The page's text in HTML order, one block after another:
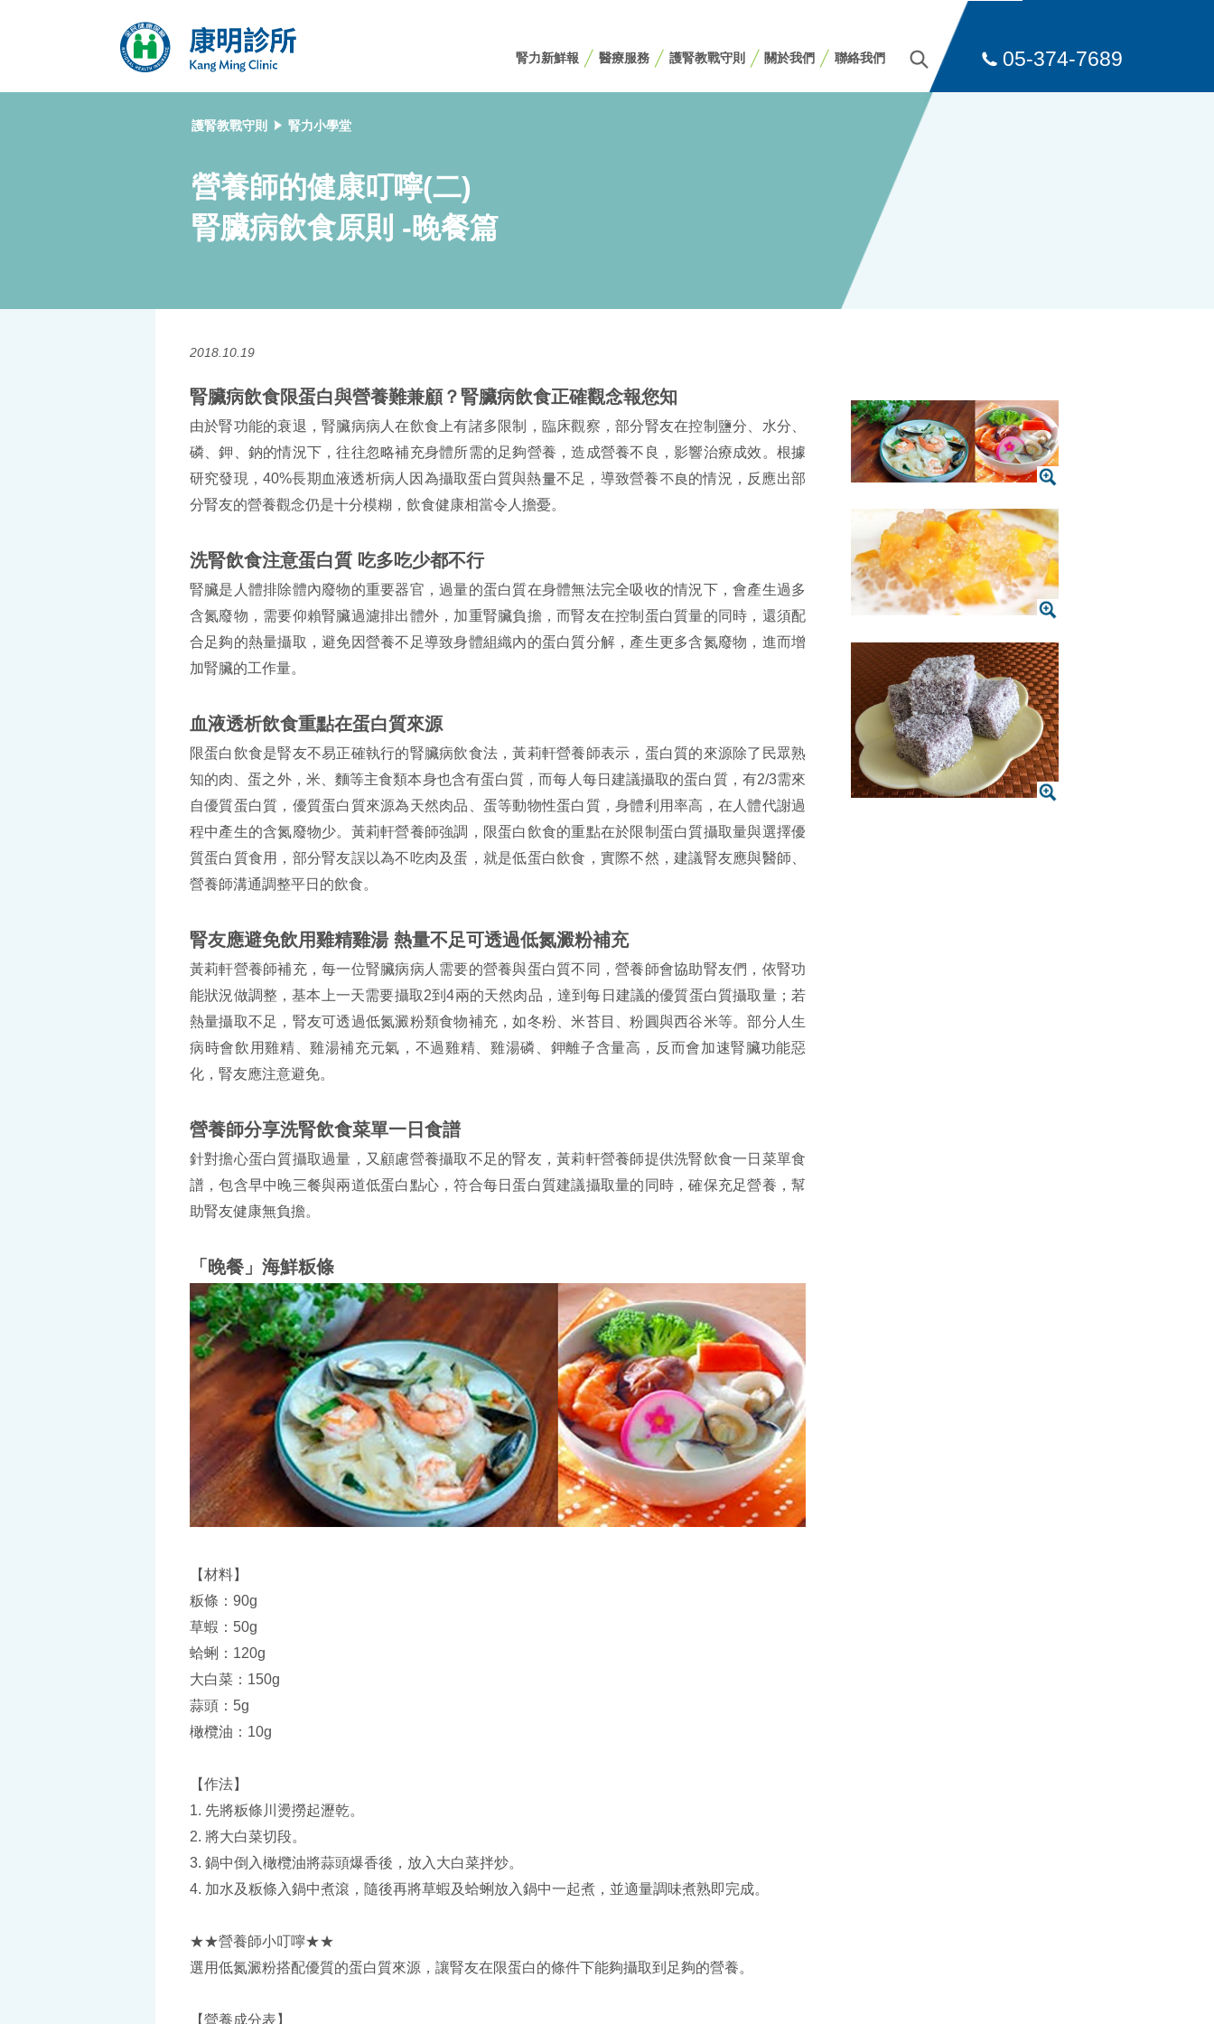
腎力新鮮報 醫療服務 護腎教戰守則 關於我們 聯絡我們 05-374-7689
護腎教戰守則 腎力小學堂
營養師的健康叮嚀(二)
腎臟病飲食原則 -晚餐篇
2018.10.19
腎臟病飲食限蛋白與營養難兼顧？腎臟病飲食正確觀念報您知
由於腎功能的衰退，腎臟病病人在飲食上有諸多限制，臨床觀察，部分腎友在控制鹽分、水分、
磷、鉀、鈉的情況下，往往忽略補充身體所需的足夠營養，造成營養不良，影響治療成效。根據
研究發現，40%長期血液透析病人因為攝取蛋白質與熱量不足，導致營養不良的情況，反應出部
分腎友的營養觀念仍是十分模糊，飲食健康相當令人擔憂。
洗腎飲食注意蛋白質 吃多吃少都不行
腎臟是人體排除體內廢物的重要器官，過量的蛋白質在身體無法完全吸收的情況下，會產生過多
含氮廢物，需要仰賴腎臟過濾排出體外，加重腎臟負擔，而腎友在控制蛋白質量的同時，還須配
合足夠的熱量攝取，避免因營養不足導致身體組織內的蛋白質分解，產生更多含氮廢物，進而增
加腎臟的工作量。
血液透析飲食重點在蛋白質來源
限蛋白飲食是腎友不易正確執行的腎臟病飲食法，黃莉軒營養師表示，蛋白質的來源除了民眾熟
知的肉、蛋之外，米、麵等主食類本身也含有蛋白質，而每人每日建議攝取的蛋白質，有2/3需來
自優質蛋白質，優質蛋白質來源為天然肉品、蛋等動物性蛋白質，身體利用率高，在人體代謝過
程中產生的含氮廢物少。黃莉軒營養師強調，限蛋白飲食的重點在於限制蛋白質攝取量與選擇優
質蛋白質食用，部分腎友誤以為不吃肉及蛋，就是低蛋白飲食，實際不然，建議腎友應與醫師、
營養師溝通調整平日的飲食。
腎友應避免飲用雞精雞湯 熱量不足可透過低氮澱粉補充
黃莉軒營養師補充，每一位腎臟病病人需要的營養與蛋白質不同，營養師會協助腎友們，依腎功
能狀況做調整，基本上一天需要攝取2到4兩的天然肉品，達到每日建議的優質蛋白質攝取量；若
熱量攝取不足，腎友可透過低氮澱粉類食物補充，如冬粉、米苔目、粉圓與西谷米等。部分人生
病時會飲用雞精、雞湯補充元氣，不過雞精、雞湯磷、鉀離子含量高，反而會加速腎臟功能惡
化，腎友應注意避免。
營養師分享洗腎飲食菜單一日食譜
針對擔心蛋白質攝取過量，又顧慮營養攝取不足的腎友，黃莉軒營養師提供洗腎飲食一日菜單食
譜，包含早中晚三餐與兩道低蛋白點心，符合每日蛋白質建議攝取量的同時，確保充足營養，幫
助腎友健康無負擔。
「晚餐」海鮮粄條
【材料】
粄條：90g
草蝦：50g
蛤蜊：120g
大白菜：150g
蒜頭：5g
橄欖油：10g
【作法】
1. 先將粄條川燙撈起瀝乾。
2. 將大白菜切段。
3. 鍋中倒入橄欖油將蒜頭爆香後，放入大白菜拌炒。
4. 加水及粄條入鍋中煮滾，隨後再將草蝦及蛤蜊放入鍋中一起煮，並適量調味煮熟即完成。
★★營養師小叮嚀★★
選用低氮澱粉搭配優質的蛋白質來源，讓腎友在限蛋白的條件下能夠攝取到足夠的營養。
【營養成分表】